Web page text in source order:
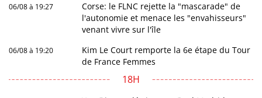
06/08 à 19:27
Corse: le FLNC rejette la "mascarade" de
l'autonomie et menace les "envahisseurs"
venant vivre sur l'île
06/08 à 19:20
Kim Le Court remporte la 6e étape du Tour
de France Femmes
18H